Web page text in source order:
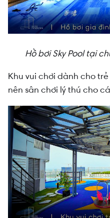
Hồ bơi Sky Pool tại
Khu vui chơi dành cho
nên sân chơi lý thú cho